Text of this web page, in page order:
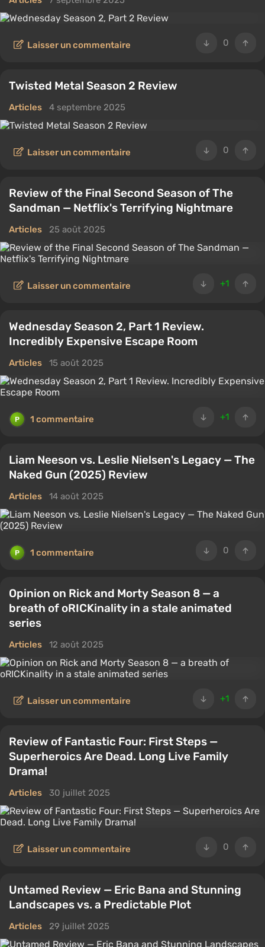
0
Laisser un commentaire
Twisted Metal Season 2 Review
Articles 4 septembre 2025
0
Laisser un commentaire
Review of the Final Second Season of The
Sandman — Netflix's Terrifying Nightmare
Articles 25 août 2025
+1
Laisser un commentaire
Wednesday Season 2, Part 1 Review.
Incredibly Expensive Escape Room
Articles 15 août 2025
+1
1 commentaire
Liam Neeson vs. Leslie Nielsen's Legacy — The
Naked Gun (2025) Review
Articles 14 août 2025
0
1 commentaire
Opinion on Rick and Morty Season 8 — a
breath of oRICKinality in a stale animated
series
Articles 12 août 2025
+1
Laisser un commentaire
Review of Fantastic Four: First Steps —
Superheroics Are Dead. Long Live Family
Drama!
Articles 30 juillet 2025
0
Laisser un commentaire
Untamed Review — Eric Bana and Stunning
Landscapes vs. a Predictable Plot
Articles 29 juillet 2025